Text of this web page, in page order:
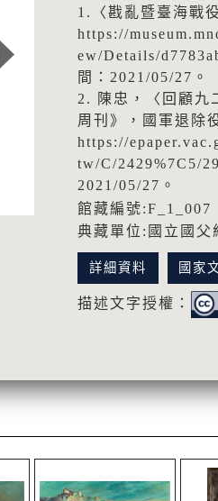
1.〈戡亂暨臺海戰
https://
ew/Details/
間：2021/05/27。
2. 陳忠，〈回顧九
周刊》，國軍退除
https://
tw/C/2429%7C5/
2021/05/27。
館藏編號:F_1_007
典藏單位:國立國父
詳細資料 國家
描述文字授權：